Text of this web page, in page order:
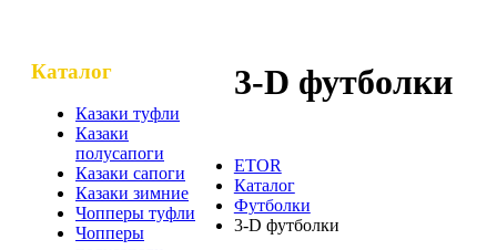
Каталог
Казаки туфли
Казаки
полусапоги
Казаки сапоги
Казаки зимние
Чопперы туфли
Чопперы
3-D футболки
ETOR
Каталог
Футболки
3-D футболки